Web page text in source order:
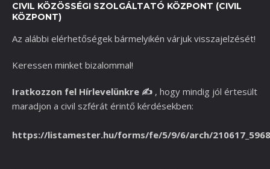
CIVIL KÖZÖSSÉGI SZOLGÁLTATÓ KÖZPONT (CIVIL
KÖZPONT)
Az alábbi elérhetőségek bármelyikén várjuk visszajelzését!
Keressen minket bizalommal!
Iratkozzon fel Hírlevelünkre ✍️ , hogy mindig jól értesült
maradjon a civil szférát érintő kérdésekben:
https://listamester.hu/forms/fe/5/9/6/arch/